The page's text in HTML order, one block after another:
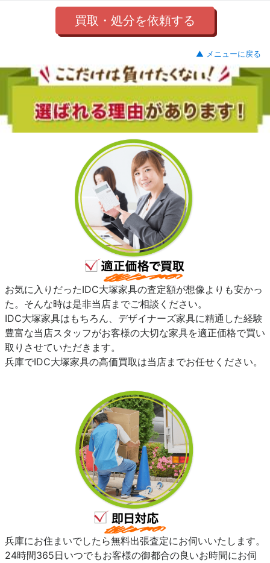
買取・処分を依頼する
▲ メニューに戻る
お気に入りだったIDC大塚家具の査定額が想像よりも安かっ
た。そんな時は是非当店までご相談ください。
IDC大塚家具はもちろん、デザイナーズ家具に精通した経験
豊富な当店スタッフがお客様の大切な家具を適正価格で買い
取りさせていただきます。
兵庫でIDC大塚家具の高価買取は当店までお任せください。
兵庫にお住まいでしたら無料出張査定にお伺いいたします。
24時間365日いつでもお客様の御都合の良いお時間にお伺